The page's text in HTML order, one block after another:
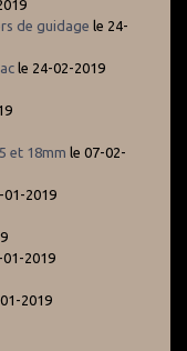
de guidage le 24-
le 24-02-2019
et 18mm le 07-02-
01-2019
01-2019
2019